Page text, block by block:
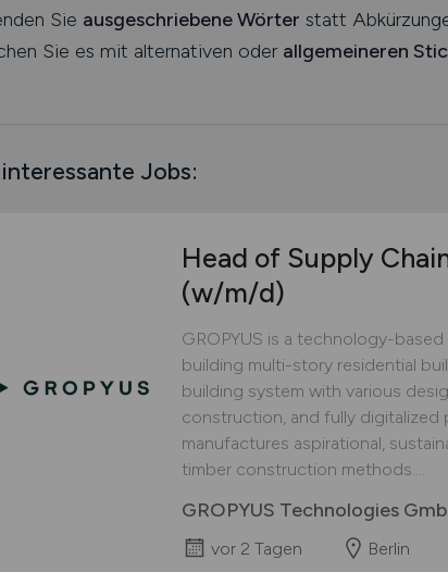
Sie ausgeschriebene Wörter statt
Sie es mit alternativen oder allgemeineren
Jobs:
Head of Supply
(w/m/d)
GROPYUS is a technology-
building multi-story residential
building system with various
construction, and fully digitalized
manufactures aspirational,
timber construction methods....
GROPYUS Technologies
vor 2 Tagen Berlin